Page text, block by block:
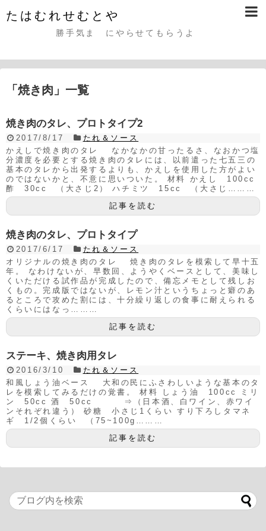
たはむれせむとや
勝手気まゝにやらせてもらうよ
「 焼き肉 」 一覧
焼き肉のタレ、プロトタイプ2
2017/8/17
たれ＆ソース
かえしで焼き肉のタレ なかなかの甘ったるさ、なおかつ塩
分濃度を必要とする焼き肉のタレには、以前遣った七五三の
基本のタレから出発するよりも、かえしを使用した方がよい
のではないかと、不意に思いついた。 材料 かえし 100cc
酢 30cc （大さじ2） ハチミツ 15cc （大さじ………
記事を読む
焼き肉のタレ、プロトタイプ
2017/6/17
たれ＆ソース
オリジナルの焼き肉のタレ 焼き肉のタレを模索して早十五
年。 なわけないが、早数回、ようやくベースとして、美味し
くいただける試作品が完成したので、備忘メモとして残しお
くもの。完成版ではないが、レモン汁というちょっと癖のあ
るところで攻めた割には、十分繰り返しの食事に耐えられる
くらいにはなっ………
記事を読む
ステーキ、焼き肉用タレ
2016/3/10
たれ＆ソース
和風しょう油ベース 大和の民にふさわしいような基本のタ
レを模索してみるだけの覚書。 材料 しょう油 100cc ミリ
ン 50cc 酒 50cc ⇒（日本酒、白ワイン、赤ワイ
ンそれぞれ違う） 砂糖 小さじ1くらい すり下ろしタマネ
ギ 1/2個くらい （75~100g………
記事を読む